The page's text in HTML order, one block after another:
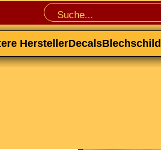
HerstellerDecals